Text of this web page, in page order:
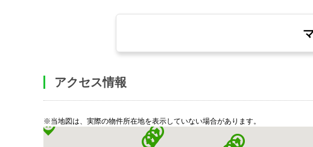
アクセス情報
※当地図は、実際の物件所在地を表示していない場合があります。